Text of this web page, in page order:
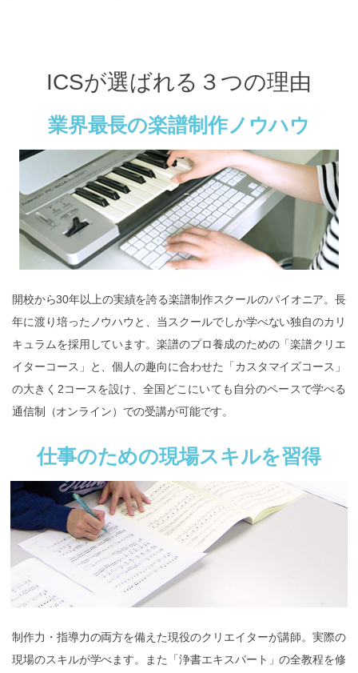
ICSが選ばれる３つの理由
業界最長の楽譜制作ノウハウ
開校から30年以上の実績を誇る楽譜制作スクールのパイオニア。長
年に渡り培ったノウハウと、当スクールでしか学べない独自のカリ
キュラムを採用しています。楽譜のプロ養成のための「楽譜クリエ
イターコース」と、個人の趣向に合わせた「カスタマイズコース」
の大きく2コースを設け、全国どこにいても自分のペースで学べる
通信制（オンライン）での受講が可能です。
仕事のための現場スキルを習得
制作力・指導力の両方を備えた現役のクリエイターが講師。実際の
現場のスキルが学べます。また「浄書エキスパート」の全教程を修